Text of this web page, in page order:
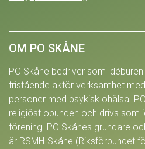
OM PO SKÅNE
PO Skåne bedriver som
fristående aktör verksamhet
personer med psykisk ohälsa.
religiöst obunden och drivs som
förening. PO Skånes grundare
är RSMH-Skåne (Riksförbundet